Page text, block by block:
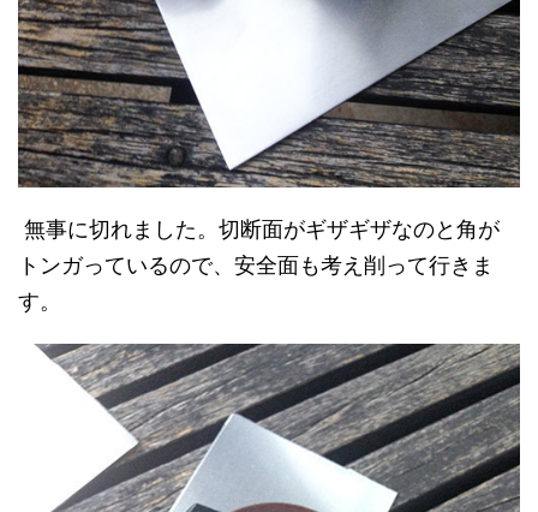
無事に切れました。切断面がギザギザなのと角が
トンガっているので、安全面も考え削って行きま
す。